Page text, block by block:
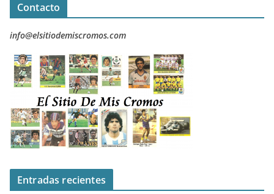
Contacto
info@elsitiodemiscromos.com
Entradas recientes